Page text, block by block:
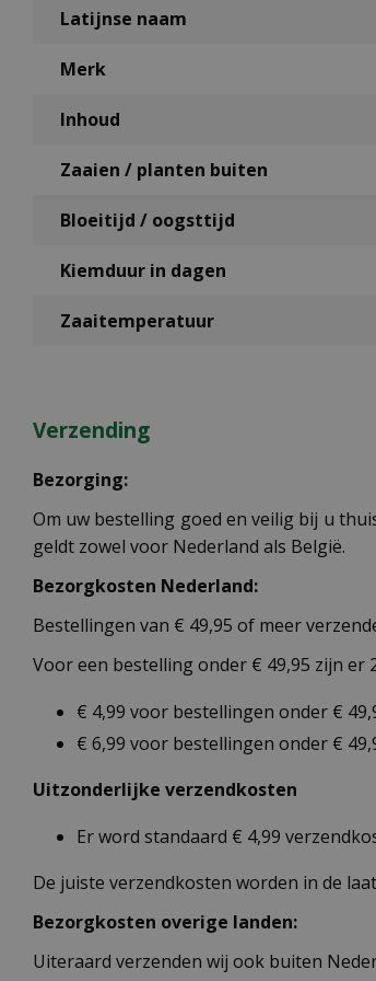
Latijnse naam
Merk
Inhoud
Zaaien / planten buiten
Bloeitijd / oogsttijd
Kiemduur in dagen
Zaaitemperatuur
Verzending
Bezorging:
Om uw bestelling goed en veilig bij u
geldt zowel voor Nederland als België.
Bezorgkosten Nederland:
Bestellingen van € 49,95 of meer
Voor een bestelling onder € 49,95 zijn er
€ 4,99 voor bestellingen onder €
€ 6,99 voor bestellingen onder €
Uitzonderlijke verzendkosten
Er word standaard € 4,99
De juiste verzendkosten worden in de
Bezorgkosten overige landen:
Uiteraard verzenden wij ook buiten